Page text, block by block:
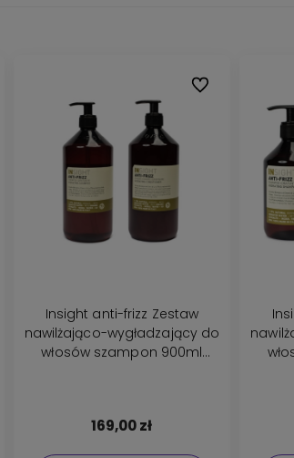
Insight anti-frizz Zestaw
nawilżająco-wygładzający do
włosów szampon 900ml
169,00 zł
Do ulubionych